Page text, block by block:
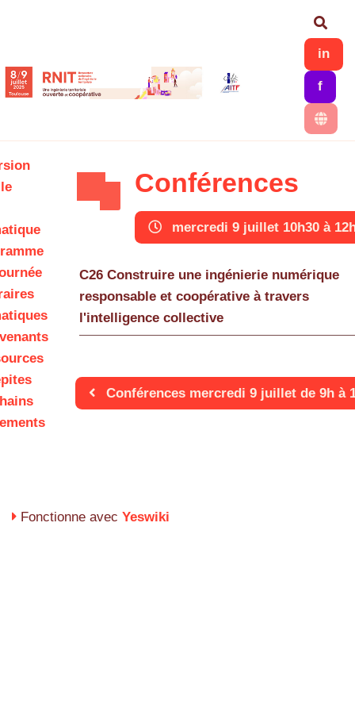
in
f
Conférences
mercredi 9 juillet 10h30 à
C26 Construire une ingénierie numérique
responsable et coopérative à travers
l'intelligence collective
Conférences mercredi 9 juillet de 9h à
Fonctionne avec Yeswiki